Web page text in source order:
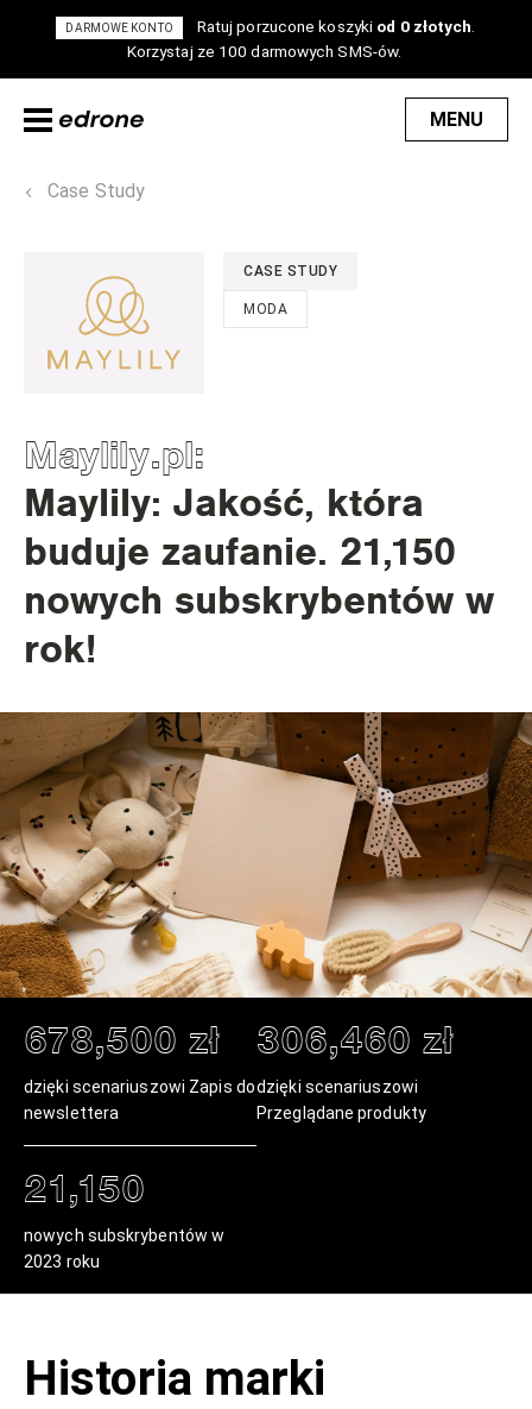
DARMOWE KONTO Ratuj porzucone koszyki od 0 złotych
Korzystaj ze 100 darmowych SMS-ów.
MENU
Case Study
CASE STUDY
MODA
Maylily.pl:
Maylily: Jakość, która
buduje zaufanie. 21,150
nowych subskrybentów w
rok!
678,500 zł
dzięki scenariuszowi Zapis do
newslettera
306,460 zł
dzięki scenariuszowi
Przeglądane produkty
21,150
nowych subskrybentów w
2023 roku
Historia marki